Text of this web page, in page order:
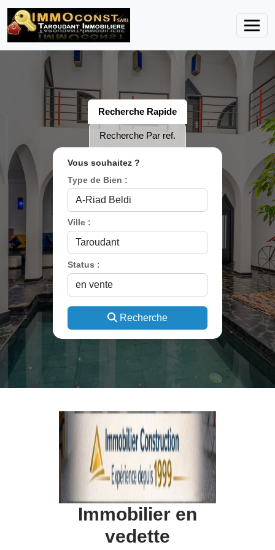
Recherche Rapide
Recherche Par ref.
Vous souhaitez ?
Type de Bien :
Ville :
Status :
Recherche
Immobilier en
vedette